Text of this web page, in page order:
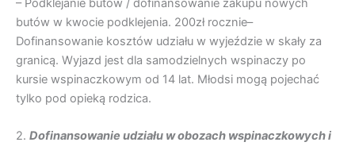
butów w kwocie podklejenia. 200zł rocznie–
Dofinansowanie kosztów udziału w wyjeździe w skały za
granicą. Wyjazd jest dla samodzielnych wspinaczy po
kursie wspinaczkowym od 14 lat. Młodsi mogą pojechać
tylko pod opieką rodzica.
2. Dofinansowanie udziału w obozach wspinaczkowych i